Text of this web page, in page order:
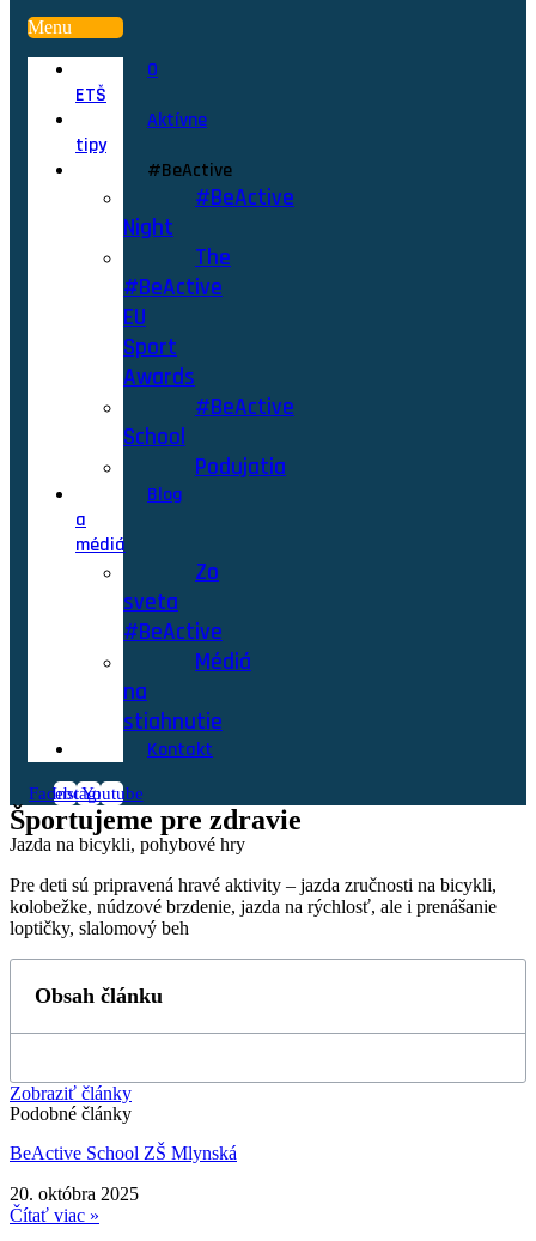
Menu
O
ETŠ
Aktívne
tipy
#BeActive
#BeActive
Night
The
#BeActive
EU
Sport
Awards
#BeActive
School
Podujatia
Blog
a
médiá
Zo
sveta
#BeActive
Médiá
na
stiahnutie
Kontakt
Facebook
Instagram
Youtube
Športujeme pre zdravie
Jazda na bicykli, pohybové hry
Pre deti sú pripravená hravé aktivity – jazda zručnosti na bicykli,
kolobežke, núdzové brzdenie, jazda na rýchlosť, ale i prenášanie
loptičky, slalomový beh
Obsah článku
Zobraziť články
Podobné články
BeActive School ZŠ Mlynská
20. októbra 2025
Čítať viac »